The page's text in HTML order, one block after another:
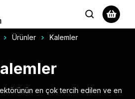
Ürünler Kalemler
en çok tercih edilen ve en